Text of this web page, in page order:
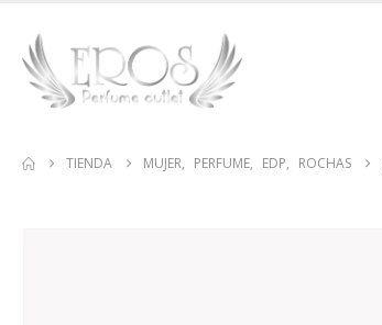
TIENDA MUJER, PERFUME, EDP, ROCHAS